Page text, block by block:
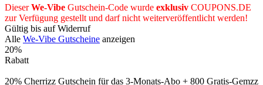
DieserWe-Vibe Gutschein-Code wurde exklusiv COUPONS.DE
zur Verfügung gestellt und darf nicht weiterveröffentlicht werden!
Gültig bis auf Widerruf
Alle We-Vibe Gutscheine anzeigen
20%
Rabatt
20% Cherrizz Gutschein für das 3-Monats-Abo + 800 Gratis-Gemzz